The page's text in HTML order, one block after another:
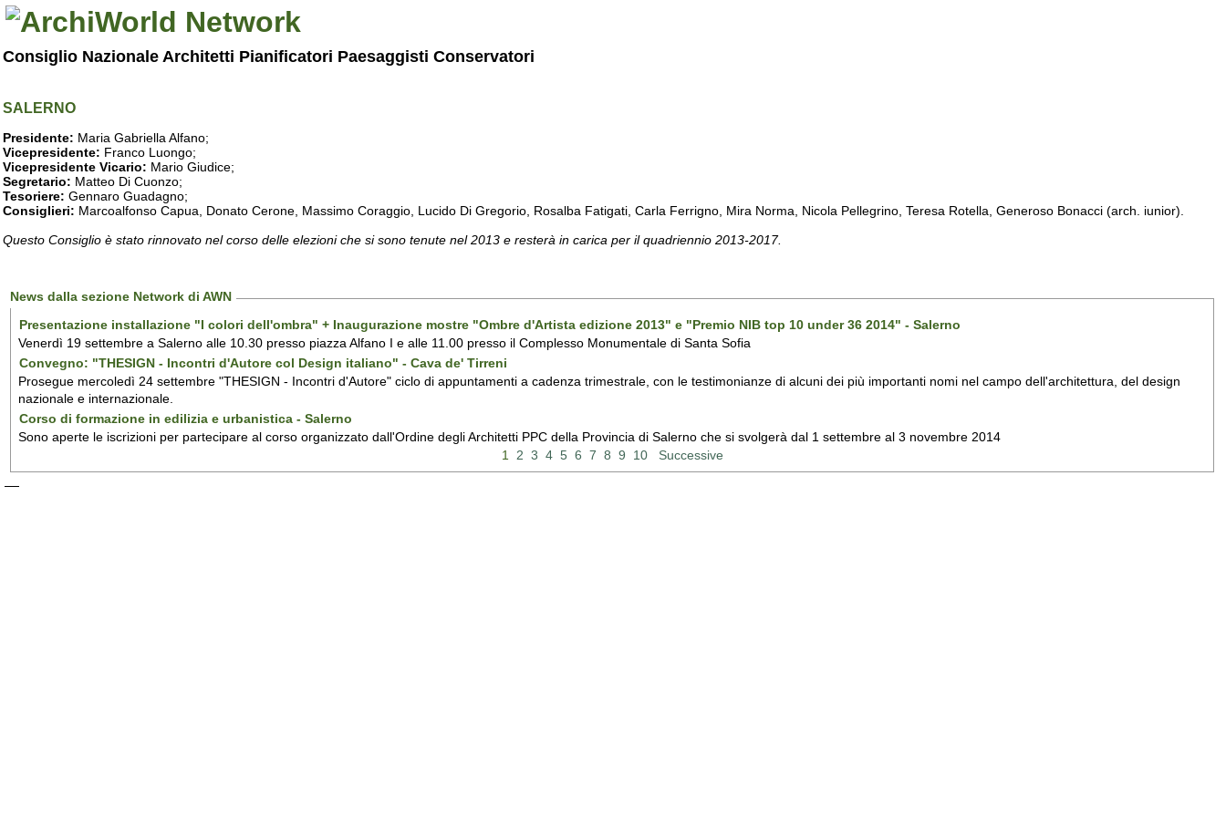
Consiglio Nazionale Architetti Pianificatori Paesaggisti Conservatori
SALERNO
Presidente: Maria Gabriella Alfano;
Vicepresidente: Franco Luongo;
Vicepresidente Vicario: Mario Giudice;
Segretario: Matteo Di Cuonzo;
Tesoriere: Gennaro Guadagno;
Consiglieri: Marcoalfonso Capua, Donato Cerone, Massimo Coraggio, Lucido Di Gregorio, Rosalba Fatigati, Carla Ferrigno, Mira Norma, Nicola Pellegrino, Teresa Rotella, Generoso Bonacci (arch. iunior).
Questo Consiglio è stato rinnovato nel corso delle elezioni che si sono tenute nel 2013 e resterà in carica per il quadriennio 2013-2017.
News dalla sezione Network di AWN
Presentazione installazione "I colori dell'ombra" + Inaugurazione mostre "Ombre d'Artista edizione 2013" e "Premio NIB top 10 under 36 2014" - Salerno
Venerdì 19 settembre a Salerno alle 10.30 presso piazza Alfano I e alle 11.00 presso il Complesso Monumentale di Santa Sofia
Convegno: "THESIGN - Incontri d'Autore col Design italiano" - Cava de' Tirreni
Prosegue mercoledì 24 settembre "THESIGN - Incontri d'Autore" ciclo di appuntamenti a cadenza trimestrale, con le testimonianze di alcuni dei più importanti nomi nel campo dell'architettura, del design
nazionale e internazionale.
Corso di formazione in edilizia e urbanistica - Salerno
Sono aperte le iscrizioni per partecipare al corso organizzato dall'Ordine degli Architetti PPC della Provincia di Salerno che si svolgerà dal 1 settembre al 3 novembre 2014
1
2 3 4 5 6 7 8 9 10 Successive